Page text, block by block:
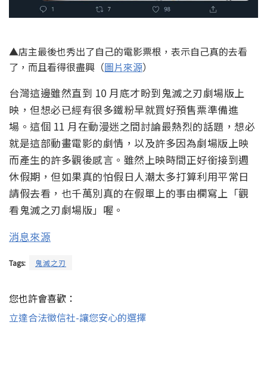
▲店主最後也秀出了自己的電影票根，表示自己真的去看
了，而且看得很盡興（圖片來源）
台灣這邊雖然直到 10 月底才盼到鬼滅之刃劇場版上
映，但想必已經有很多鐵粉早就買好預售票準備進
場。這個 11 月在動漫迷之間討論最熱烈的話題，想必
就是這部動畫電影的劇情，以及許多因為劇場版上映
而產生的許多觀後感言。雖然上映時間正好銜接到週
休假期，但如果真的怕假日人潮太多打算利用平常日
請假去看，也千萬別真的在假單上的事由欄寫上「觀
看鬼滅之刃劇場版」喔。
消息來源
Tags: 鬼滅之刃
您也許會喜歡：
立達合法徵信社-讓您安心的選擇